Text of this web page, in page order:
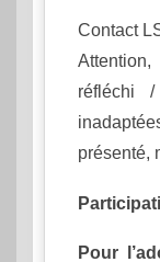
Contact
réfléchi /
présenté,
Pour